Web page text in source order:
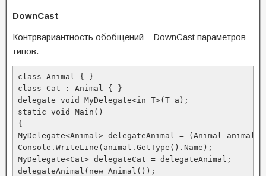
DownCast
Контрвариантность обобщений – DownCast параметров
типов.
class Animal { }
class Cat : Animal { }
delegate void MyDelegate<in T>(T a);
static void Main()
{
MyDelegate<Animal> delegateAnimal = (Animal animal)
Console.WriteLine(animal.GetType().Name);
MyDelegate<Cat> delegateCat = delegateAnimal;
delegateAnimal(new Animal());